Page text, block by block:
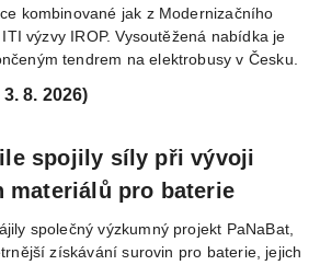
kombinované jak z Modernizačního
výzvy IROP. Vysoutěžená nabídka je
tendrem na elektrobusy v Česku.
3. 8. 2026)
spojily síly při vývoji
materiálů pro baterie
společný výzkumný projekt PaNaBat,
získávání surovin pro baterie, jejich